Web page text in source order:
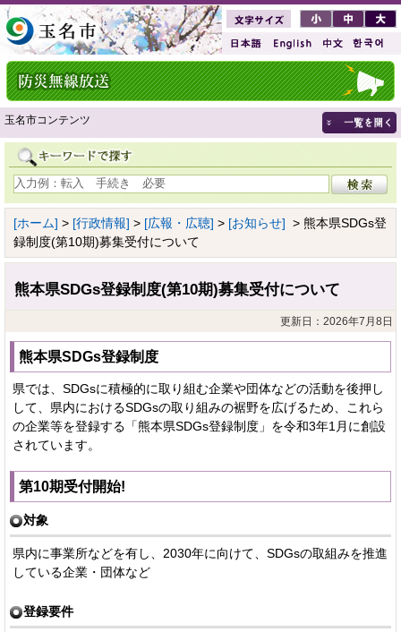
玉名市コンテンツ
[ホーム] > [行政情報] > [広報・広聴] > [お知らせ] > 熊本県SDGs登
録制度(第10期)募集受付について
熊本県SDGs登録制度(第10期)募集受付について
更新日：2026年7月8日
熊本県SDGs登録制度
県では、SDGsに積極的に取り組む企業や団体などの活動を後押し
して、県内におけるSDGsの取り組みの裾野を広げるため、これら
の企業等を登録する「熊本県SDGs登録制度」を令和3年1月に創設
されています。
第10期受付開始!
対象
県内に事業所などを有し、2030年に向けて、SDGsの取組みを推進
している企業・団体など
登録要件